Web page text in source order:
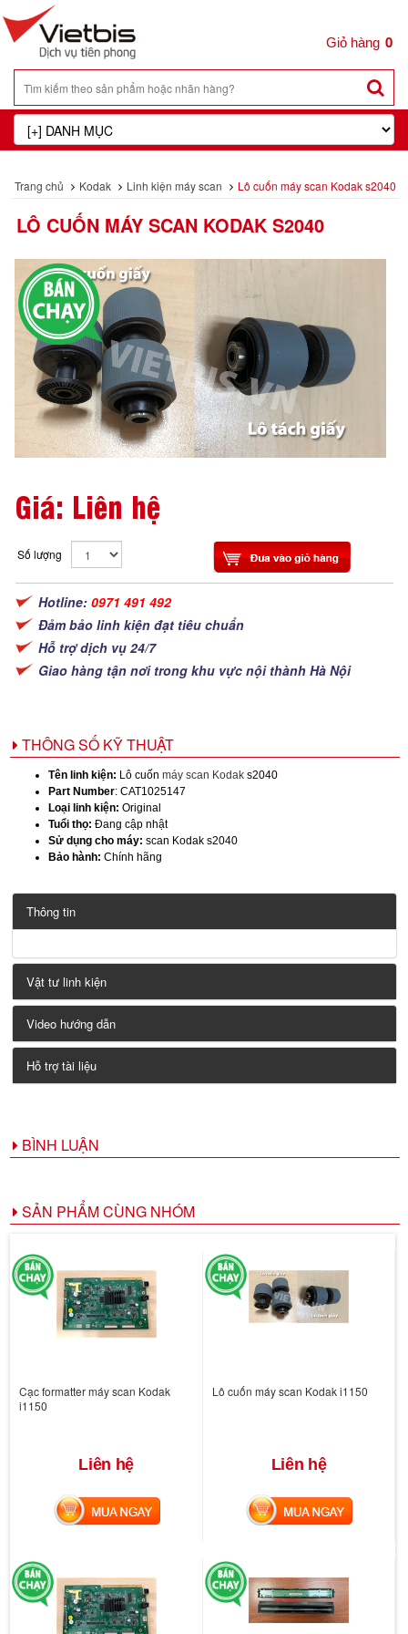
0
Trang chủ Kodak Linh kiện máy scan Lô cuốn máy scan Kodak s2040
LÔ CUỐN MÁY SCAN KODAK S2040
Giá: Liên hệ
Số lượng
Hotline: 0971 491 492
Đảm bảo linh kiện đạt tiêu chuẩn
Hỗ trợ dịch vụ 24/7
Giao hàng tận nơi trong khu vực nội thành Hà Nội
THÔNG SỐ KỸ THUẬT
Tên linh kiện: Lô cuốn máy scan Kodak s2040
Part Number: CAT1025147
Loại linh kiện: Original
Tuổi thọ: Đang cập nhật
Sử dụng cho máy: scan Kodak s2040
Bảo hành: Chính hãng
Thông tin
Vật tư linh kiện
Video hướng dẫn
Hỗ trợ tài liệu
BÌNH LUẬN
SẢN PHẨM CÙNG NHÓM
Cạc formatter máy scan Kodak
i1150
Liên hệ
MUA NGAY
Lô cuốn máy scan Kodak i1150
Liên hệ
MUA NGAY